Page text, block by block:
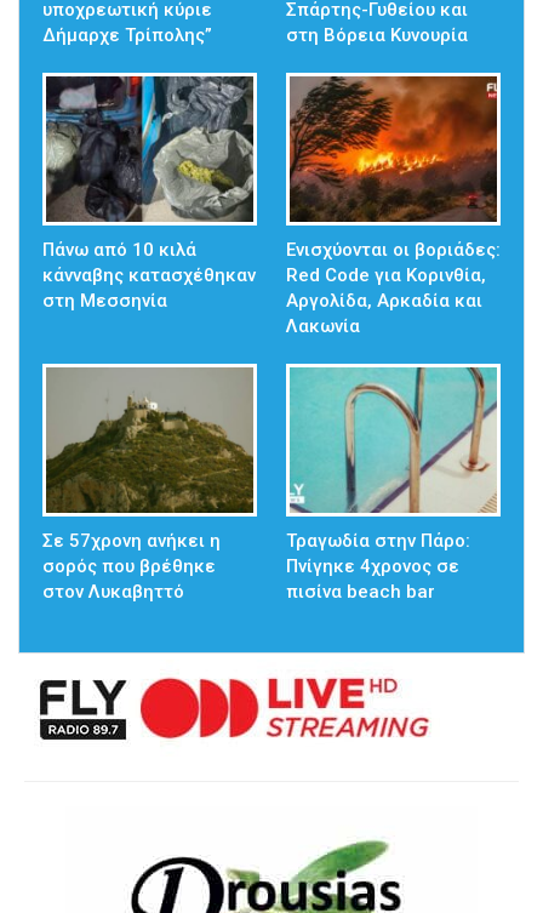
υποχρεωτική κύριε
Δήμαρχε Τρίπολης”
Σπάρτης-Γυθείου και
στη Βόρεια Κυνουρία
Πάνω από 10 κιλά
κάνναβης κατασχέθηκαν
στη Μεσσηνία
Ενισχύονται οι βοριάδες:
Red Code για Κορινθία,
Αργολίδα, Αρκαδία και
Λακωνία
Σε 57χρονη ανήκει η
σορός που βρέθηκε
στον Λυκαβηττό
Τραγωδία στην Πάρο:
Πνίγηκε 4χρονος σε
πισίνα beach bar